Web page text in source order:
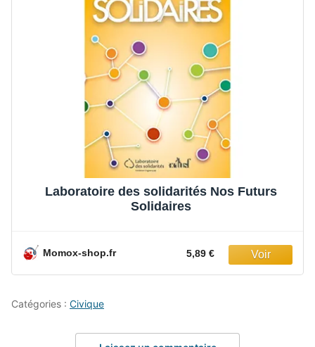
Laboratoire des solidarités Nos Futurs
Solidaires
Momox-shop.fr 5,89 €
Catégories : Civique